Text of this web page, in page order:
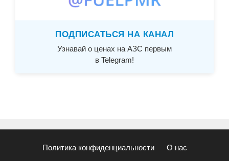
ПОДПИСАТЬСЯ НА КАНАЛ
Узнавай о ценах на АЗС первым
в Telegram!
Политика конфиденциальности О нас